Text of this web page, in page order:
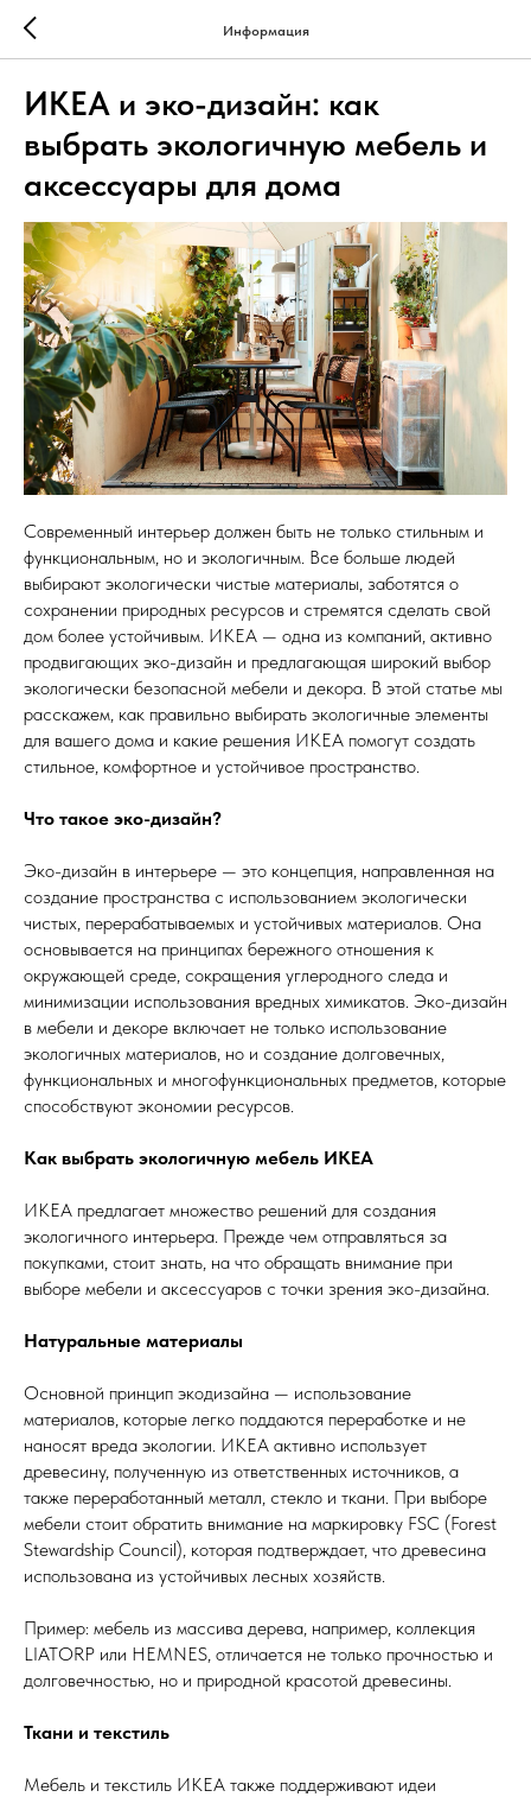
Информация
ИКЕА и эко-дизайн: как
выбрать экологичную мебель и
аксессуары для дома
Современный интерьер должен быть не только стильным и
функциональным, но и экологичным. Все больше людей
выбирают экологически чистые материалы, заботятся о
сохранении природных ресурсов и стремятся сделать свой
дом более устойчивым. ИКЕА — одна из компаний, активно
продвигающих эко-дизайн и предлагающая широкий выбор
экологически безопасной мебели и декора. В этой статье мы
расскажем, как правильно выбирать экологичные элементы
для вашего дома и какие решения ИКЕА помогут создать
стильное, комфортное и устойчивое пространство.
Что такое эко-дизайн?
Эко-дизайн в интерьере — это концепция, направленная на
создание пространства с использованием экологически
чистых, перерабатываемых и устойчивых материалов. Она
основывается на принципах бережного отношения к
окружающей среде, сокращения углеродного следа и
минимизации использования вредных химикатов. Эко-дизайн
в мебели и декоре включает не только использование
экологичных материалов, но и создание долговечных,
функциональных и многофункциональных предметов, которые
способствуют экономии ресурсов.
Как выбрать экологичную мебель ИКЕА
ИКЕА предлагает множество решений для создания
экологичного интерьера. Прежде чем отправляться за
покупками, стоит знать, на что обращать внимание при
выборе мебели и аксессуаров с точки зрения эко-дизайна.
Натуральные материалы
Основной принцип экодизайна — использование
материалов, которые легко поддаются переработке и не
наносят вреда экологии. ИКЕА активно использует
древесину, полученную из ответственных источников, а
также переработанный металл, стекло и ткани. При выборе
мебели стоит обратить внимание на маркировку FSC (Forest
Stewardship Council), которая подтверждает, что древесина
использована из устойчивых лесных хозяйств.
Пример: мебель из массива дерева, например, коллекция
LIATORP или HEMNES, отличается не только прочностью и
долговечностью, но и природной красотой древесины.
Ткани и текстиль
Мебель и текстиль ИКЕА также поддерживают идеи